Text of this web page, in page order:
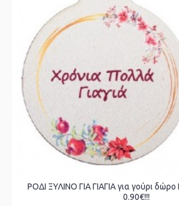
ΡΟΔΙ ΞΥΛΙΝΟ ΓΙΑ ΓΙΑΓΙΑ για γούρι
0.90€!!!